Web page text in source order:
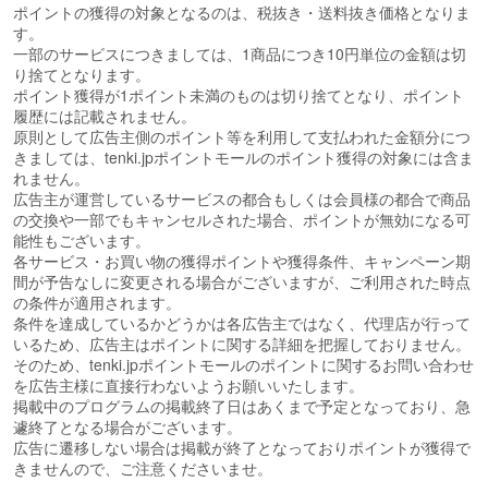
ポイントの獲得の対象となるのは、税抜き・送料抜き価格となりま
す。
一部のサービスにつきましては、1商品につき10円単位の金額は切
り捨てとなります。
ポイント獲得が1ポイント未満のものは切り捨てとなり、ポイント
履歴には記載されません。
原則として広告主側のポイント等を利用して支払われた金額分につ
きましては、tenki.jpポイントモールのポイント獲得の対象には含ま
れません。
広告主が運営しているサービスの都合もしくは会員様の都合で商品
の交換や一部でもキャンセルされた場合、ポイントが無効になる可
能性もございます。
各サービス・お買い物の獲得ポイントや獲得条件、キャンペーン期
間が予告なしに変更される場合がございますが、ご利用された時点
の条件が適用されます。
条件を達成しているかどうかは各広告主ではなく、代理店が行って
いるため、広告主はポイントに関する詳細を把握しておりません。
そのため、tenki.jpポイントモールのポイントに関するお問い合わせ
を広告主様に直接行わないようお願いいたします。
掲載中のプログラムの掲載終了日はあくまで予定となっており、急
遽終了となる場合がございます。
広告に遷移しない場合は掲載が終了となっておりポイントが獲得で
きませんので、ご注意くださいませ。